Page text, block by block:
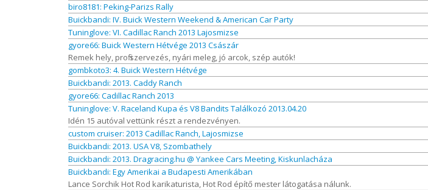
biro8181: Peking-Parizs Rally
Buickbandi: IV. Buick Western Weekend & American Car Party
Tuninglove: VI. Cadillac Ranch 2013 Lajosmizse
gyore66: Buick Western Hétvége 2013 Császár
Remek hely, profi szervezés, nyári meleg, jó arcok, szép autók!
gombkoto3: 4. Buick Western Hétvége
Buickbandi: 2013. Caddy Ranch
gyore66: Cadillac Ranch 2013
Tuninglove: V. Raceland Kupa és V8 Bandits Találkozó 2013.04.20
Idén 15 autóval vettünk részt a rendezvényen.
custom cruiser: 2013 Cadillac Ranch, Lajosmizse
Buickbandi: 2013. USA V8, Szombathely
Buickbandi: 2013. Dragracing.hu @ Yankee Cars Meeting, Kiskunlacháza
Buickbandi: Egy Amerikai a Budapesti Amerikában
Lance Sorchik Hot Rod karikaturista, Hot Rod építő mester látogatása nálunk.